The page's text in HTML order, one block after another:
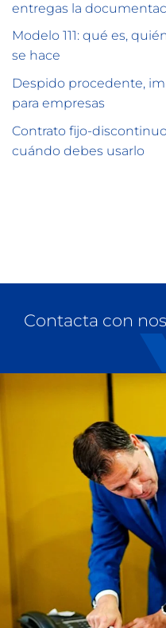
entregas la
Modelo 111: qué es,
se hace
Despido procedente,
para empresas
Contrato fijo-
cuándo debes usarlo
Contacta con